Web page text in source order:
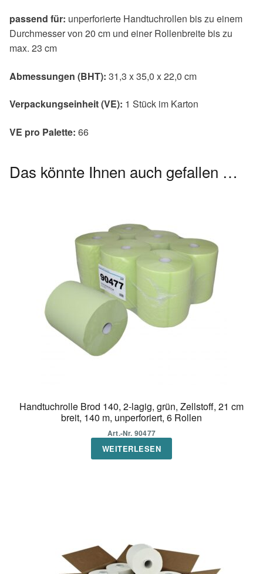
passend für: unperforierte Handtuchrollen bis zu einem
Durchmesser von 20 cm und einer Rollenbreite bis zu
max. 23 cm
Abmessungen (BHT): 31,3 x 35,0 x 22,0 cm
Verpackungseinheit (VE): 1 Stück im Karton
VE pro Palette: 66
Das könnte Ihnen auch gefallen …
Handtuchrolle Brod 140, 2-lagig, grün, Zellstoff, 21 cm
breit, 140 m, unperforiert, 6 Rollen
Art.-Nr. 90477
WEITERLESEN